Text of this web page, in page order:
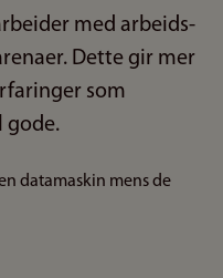
med arbeids-
Dette gir mer
som
gode.